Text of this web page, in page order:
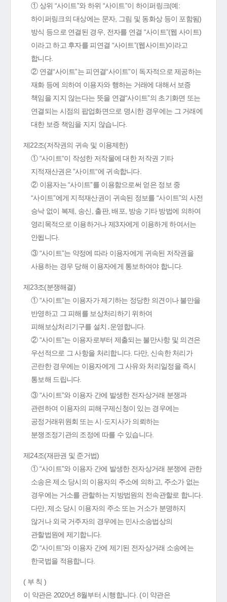
① 상위 “사이트”와 하위 “사이트”이 하이퍼링크(예:
하이퍼링크의 대상에는 문자, 그림 및 동화상 등이 포함됨)
방식 등으로 연결된 경우, 전자를 연결 “사이트”(웹 사이트)
이라고 하고 후자를 피연결 “사이트”(웹사이트)이라고
합니다.
② 연결“사이트”는 피연결“사이트”이 독자적으로 제공하는
재화 등에 의하여 이용자와 행하는 거래에 대해서 보증
책임을 지지 않는다는 뜻을 연결“사이트”의 초기화면 또는
연결되는 시점의 팝업화면으로 명시한 경우에는 그 거래에
대한 보증 책임을 지지 않습니다.
제22조(저작권의 귀속 및 이용제한)
① “사이트“이 작성한 저작물에 대한 저작권 기타
지적재산권은 ”사이트“에 귀속합니다.
② 이용자는 “사이트”를 이용함으로써 얻은 정보 중
“사이트”에게 지적재산권이 귀속된 정보를 “사이트”의 사전
승낙 없이 복제, 송신, 출판, 배포, 방송 기타 방법에 의하여
영리목적으로 이용하거나 제3자에게 이용하게 하여서는
안됩니다.
③ “사이트”는 약정에 따라 이용자에게 귀속된 저작권을
사용하는 경우 당해 이용자에게 통보하여야 합니다.
제23조(분쟁해결)
① “사이트”는 이용자가 제기하는 정당한 의견이나 불만을
반영하고 그 피해를 보상처리하기 위하여
피해보상처리기구를 설치․운영합니다.
② “사이트”는 이용자로부터 제출되는 불만사항 및 의견은
우선적으로 그 사항을 처리합니다. 다만, 신속한 처리가
곤란한 경우에는 이용자에게 그 사유와 처리일정을 즉시
통보해 드립니다.
③ “사이트”와 이용자 간에 발생한 전자상거래 분쟁과
관련하여 이용자의 피해구제신청이 있는 경우에는
공정거래위원회 또는 시·도지사가 의뢰하는
분쟁조정기관의 조정에 따를 수 있습니다.
제24조(재판권 및 준거법)
① “사이트”와 이용자 간에 발생한 전자상거래 분쟁에 관한
소송은 제소 당시의 이용자의 주소에 의하고, 주소가 없는
경우에는 거소를 관할하는 지방법원의 전속관할로 합니다.
다만, 제소 당시 이용자의 주소 또는 거소가 분명하지
않거나 외국 거주자의 경우에는 민사소송법상의
관할법원에 제기합니다.
② “사이트”와 이용자 간에 제기된 전자상거래 소송에는
한국법을 적용합니다.
( 부 칙 )
이 약관은 2020년 8월부터 시행합니다. (이 약관은